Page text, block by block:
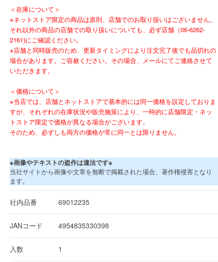
＜在庫について＞
※ネットストア限定の商品は原則、店舗でのお取り扱いはございません。
それ以外の商品の店舗での取り扱いについても、必ず店舗（06-6262-
2161)にご確認ください。
※店舗と同時販売のため、更新タイミングにより注文完了後でも品切れの
場合があります。ご容赦ください。その場合、メールにてご連絡させて
いただきます。
＜価格について＞
※当店では、店舗とネットストアで基本的には同一価格を設定しておりま
すが、それぞれの在庫状況や販売施策により、一時的に店舗限定・ネッ
トストア限定で価格が異なる場合がございます。
そのため、必ずしも両方の価格が常に同一とは限りません。
※画像やテキストの盗作は違法です※
当社サイトから画像や文章を無断で掲載された場合、著作権侵害となり
ます。
社内品番 69012235
JANコード 4954835330398
入数 1